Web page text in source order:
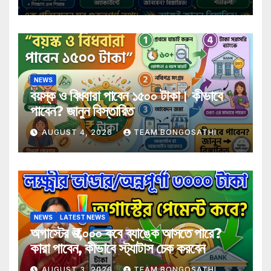
NEWS
বয়স্ক ও বিধবারা পাবেন ১৫০০ টাকা। কীভাবে
পাবেন? জানুন বিস্তারিত
AUGUST 4, 2026 TEAM BONGOSATHI
NEWS LATEST NEWS
অগাস্টের ₹৩,০০০ কবে ব্যাঙ্কে আসতে পারে?
কারা পাবেন, কীভাবে স্ট্যাটাস চেক করবেন